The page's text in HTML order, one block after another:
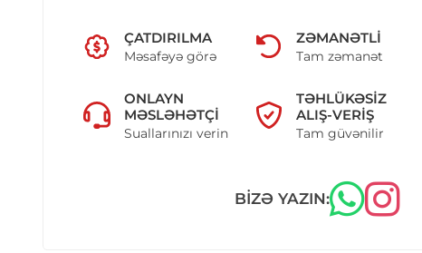
ÇATDIRILMA
Məsafəyə görə
ZƏMANƏTLI
Tam zəmanət
ONLAYN
MƏSLƏHƏTÇI
Suallarınızı verin
TƏHLÜKƏSIZ
ALIŞ-VERIŞ
Tam güvənilir
BIZƏ YAZIN: